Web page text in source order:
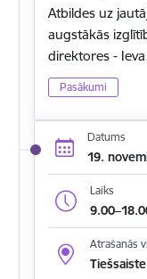
Atbildes uz
augstākās
direktores -
Pasākumi
Datums
19.
Laiks
Atrašanās
Tiešsaiste